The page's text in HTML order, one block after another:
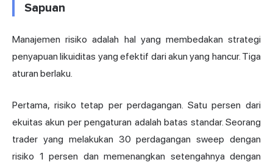
Sapuan
Manajemen risiko adalah hal yang membedakan strategi
penyapuan likuiditas yang efektif dari akun yang hancur. Tiga
aturan berlaku.
Pertama, risiko tetap per perdagangan. Satu persen dari
ekuitas akun per pengaturan adalah batas standar. Seorang
trader yang melakukan 30 perdagangan sweep dengan
risiko 1 persen dan memenangkan setengahnya dengan